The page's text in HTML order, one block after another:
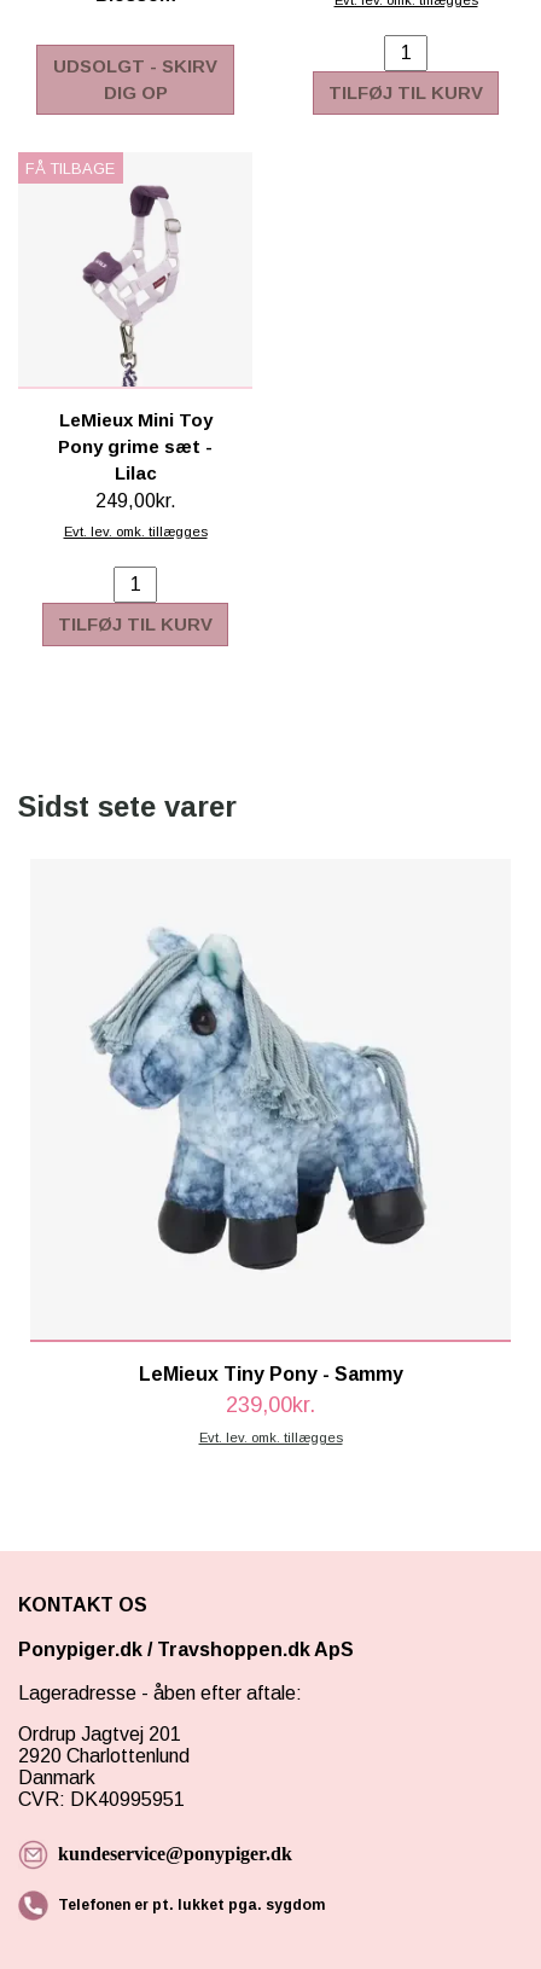
UDSOLGT - SKIRV
DIG OP
TILFØJ TIL KURV
FÅ TILBAGE
LeMieux Mini Toy
Pony grime sæt -
Lilac
249,00kr.
Evt. lev. omk. tillægges
TILFØJ TIL KURV
Sidst sete varer
LeMieux Tiny Pony - Sammy
239,00kr.
Evt. lev. omk. tillægges
KONTAKT OS
Ponypiger.dk / Travshoppen.dk ApS
Lageradresse - åben efter aftale:
Ordrup Jagtvej 201
2920 Charlottenlund
Danmark
CVR: DK40995951
kundeservice@ponypiger.dk
Telefonen er pt. lukket pga. sygdom